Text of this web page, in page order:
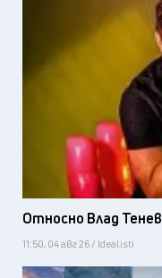
Относно Влад Тенев
11:50, 04 авг 26 / Idealisti